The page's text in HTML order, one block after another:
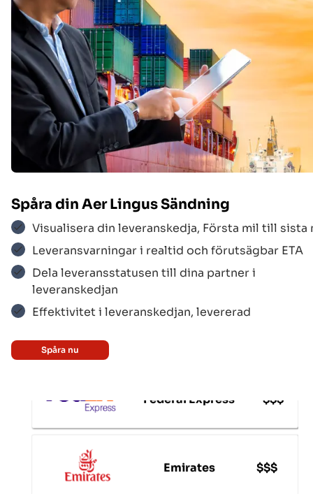
Spåra din Aer LingusSändning
Visualisera din leveranskedja, Första mil till sista
Leveransvarningar i realtid och förutsägbar ETA
Dela leveransstatusen till dina partner i
leveranskedjan
Effektivitet i leveranskedjan, levererad
Spåra nu
Korean Air $$$
UPS